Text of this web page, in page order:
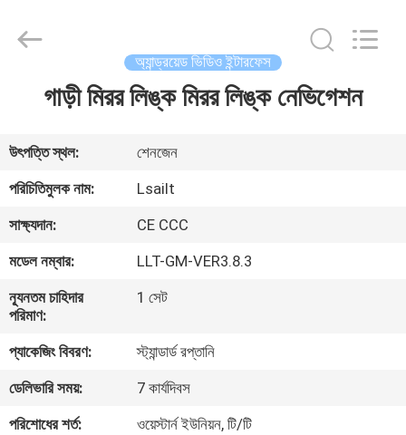
পণ্য
ভিডিও
আমাদের
সম্পর্কে
কারখানা
ভ্রমণ
Electron
Co.,Ltd.
অ্যান্ড্রয়েড ভিডিও ইন্টারফেস
গাড়ী মিরর লিঙ্ক মিরর লিঙ্ক নেভিগেশন
উৎপত্তি স্থল:
শেনজেন
পরিচিতিমুলক নাম:
Lsailt
সাক্ষ্যদান:
CE CCC
মডেল নম্বার:
LLT-GM-VER3.8.3
ন্যূনতম চাহিদার
পরিমাণ:
1 সেট
প্যাকেজিং বিবরণ:
স্ট্যান্ডার্ড রপ্তানি
ডেলিভারি সময়:
7 কার্যদিবস
পরিশোধের শর্ত:
ওয়েস্টার্ন ইউনিয়ন, টি/টি